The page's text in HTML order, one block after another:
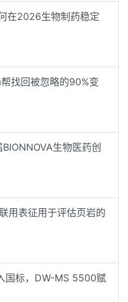
在2026生物制药稳定
找回被忽略的90%变
生物医药创
用表征用于评估页岩的
国标，DW-MS 5500赋